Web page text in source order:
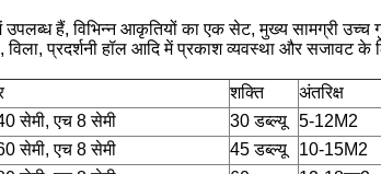
उपलब्ध हैं, विभिन्न आकृतियों का एक सेट, मुख्य सामग्री उच्च
विला, प्रदर्शनी हॉल आदि में प्रकाश व्यवस्था और सजावट के
शक्ति
अंतरिक्ष
सेमी, एच 8 सेमी 30 डब्ल्यू
5-12M2
सेमी, एच 8 सेमी 45 डब्ल्यू
10-15M2